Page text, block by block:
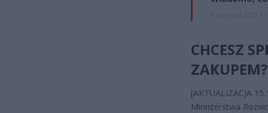
CHCESZ
[AKTUALIZACJA
Ministerstwa